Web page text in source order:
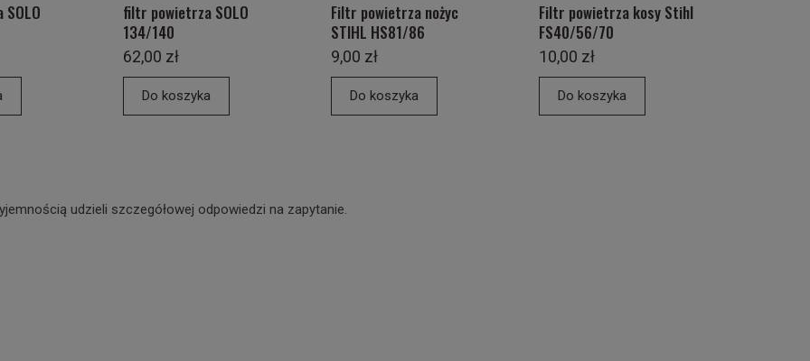
filtr powietrza SOLO
134/140
62,00 zł
Do koszyka
Filtr powietrza nożyc
STIHL HS81/86
9,00 zł
Do koszyka
Filtr powietrza kosy Stihl
FS40/56/70
10,00 zł
Do koszyka
udzieli szczegółowej odpowiedzi na zapytanie.